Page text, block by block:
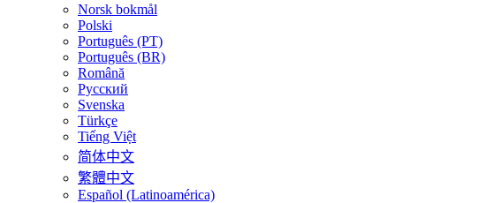
Norsk bokmål
Polski
Português (PT)
Português (BR)
Română
Русский
Svenska
Türkçe
Tiếng Việt
简体中文
繁體中文
Español (Latinoamérica)